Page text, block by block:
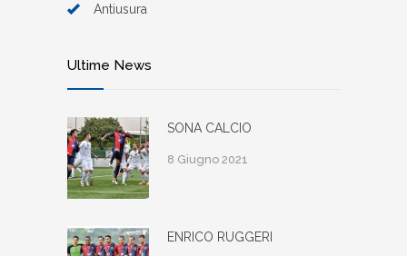
Antiusura
Ultime News
SONA CALCIO
8 Giugno 2021
ENRICO RUGGERI